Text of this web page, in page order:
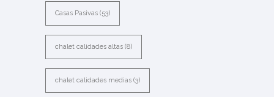
Casas Pasivas (53)
chalet calidades altas (8)
chalet calidades medias (3)